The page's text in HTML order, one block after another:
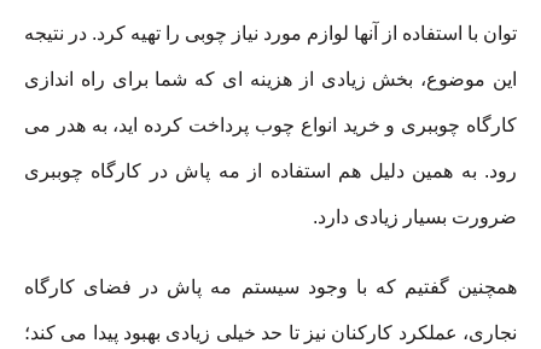
توان با استفاده از آنها لوازم مورد نیاز چوبی را تهیه کرد. در نتیجه
این موضوع، بخش زیادی از هزینه ای که شما برای راه اندازی
کارگاه چوببری و خرید انواع چوب پرداخت کرده اید، به هدر می
رود. به همین دلیل هم استفاده از مه پاش در کارگاه چوببری
ضرورت بسیار زیادی دارد.
همچنین گفتیم که با وجود سیستم مه پاش در فضای کارگاه
نجاری، عملکرد کارکنان نیز تا حد خیلی زیادی بهبود پیدا می کند؛